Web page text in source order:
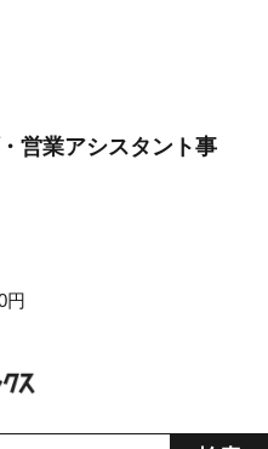
営業アシスタント事
円